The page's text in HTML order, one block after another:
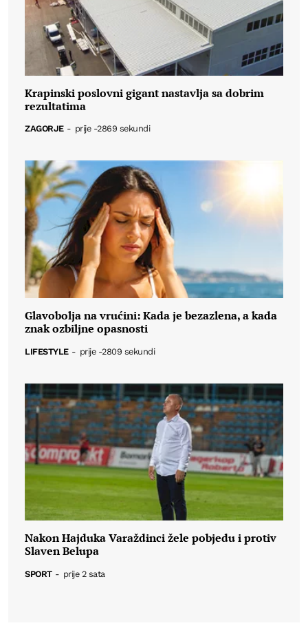
Krapinski poslovni gigant nastavlja sa dobrim
rezultatima
ZAGORJE - prije -2869 sekundi
Glavobolja na vrućini: Kada je bezazlena, a kada
znak ozbiljne opasnosti
LIFESTYLE - prije -2809 sekundi
Nakon Hajduka Varaždinci žele pobjedu i protiv
Slaven Belupa
SPORT - prije 2 sata